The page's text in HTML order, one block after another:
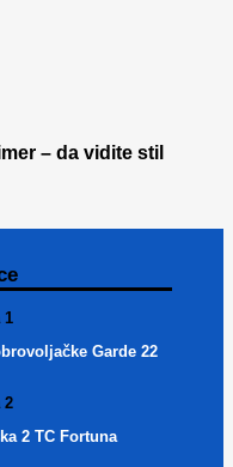
– da vidite stil
1
Garde 22
2
2 TC Fortuna